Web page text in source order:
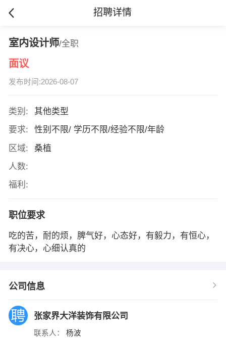
招聘详情
室内设计师/全职
面议
发布时间:2026-08-07
类别:
其他类型
要求:
性别不限/ 学历不限/经验不限/年龄
区域:
桑植
人数:
福利:
职位要求
吃的苦，耐的烦，脾气好，心态好，有毅力，有恒心，
有决心，心细认真的
公司信息
张家界大洋装饰有限公司
联系人： 杨波